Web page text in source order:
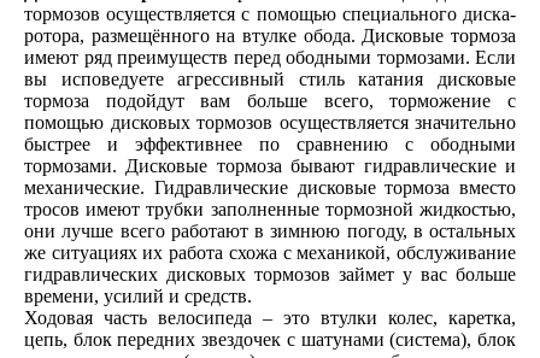
тормозов осуществляется с помощью специального диска-
ротора, размещённого на втулке обода. Дисковые тормоза
имеют ряд преимуществ перед ободными тормозами. Если
вы исповедуете агрессивный стиль катания дисковые
тормоза подойдут вам больше всего, торможение с
помощью дисковых тормозов осуществляется значительно
быстрее и эффективнее по сравнению с ободными
тормозами. Дисковые тормоза бывают гидравлические и
механические. Гидравлические дисковые тормоза вместо
тросов имеют трубки заполненные тормозной жидкостью,
они лучше всего работают в зимнюю погоду, в остальных
же ситуациях их работа схожа с механикой, обслуживание
гидравлических дисковых тормозов займет у вас больше
времени, усилий и средств.
Ходовая часть велосипеда – это втулки колес, каретка,
цепь, блок передних звездочек с шатунами (система), блок